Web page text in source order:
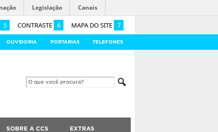
5 CONTRASTE 6 MAPA DO SITE 7
Legislação Canais
OUVIDORIA PORTARIAS TELEFONES
SOBRE A CCS EXTRAS